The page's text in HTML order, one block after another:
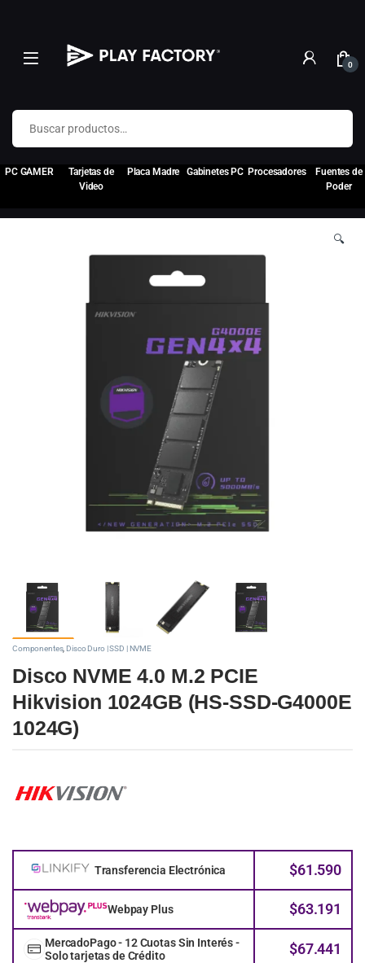
0
Buscar por:
PC GAMER
Tarjetas de
Video
Placa Madre Gabinetes PC Procesadores
Fuentes de
Poder
🔍
Componentes,Disco Duro | SSD | NVME
Disco NVME 4.0 M.2 PCIE
Hikvision 1024GB (HS-SSD-G4000E
1024G)
Transferencia Electrónica $61.590
Webpay Plus $63.191
MercadoPago - 12 Cuotas Sin Interés -
Solo tarjetas de Crédito
$67.441